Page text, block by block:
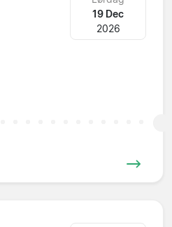
19 Dec
2026